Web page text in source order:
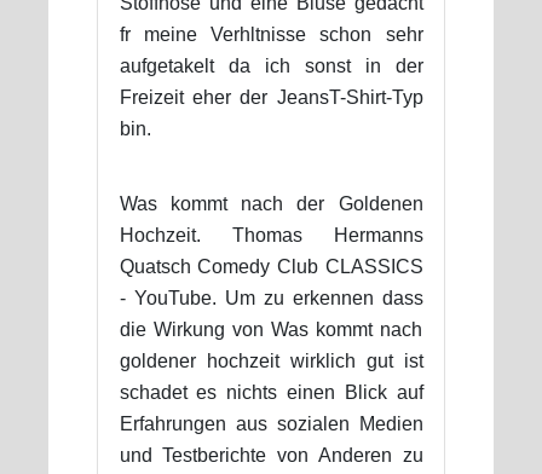
fr meine Verhltnisse schon sehr
aufgetakelt da ich sonst in der
Freizeit eher der JeansT-Shirt-Typ
bin.
Was kommt nach der Goldenen
Hochzeit. Thomas Hermanns
Quatsch Comedy Club CLASSICS
- YouTube. Um zu erkennen dass
die Wirkung von Was kommt nach
goldener hochzeit wirklich gut ist
schadet es nichts einen Blick auf
Erfahrungen aus sozialen Medien
und Testberichte von Anderen zu